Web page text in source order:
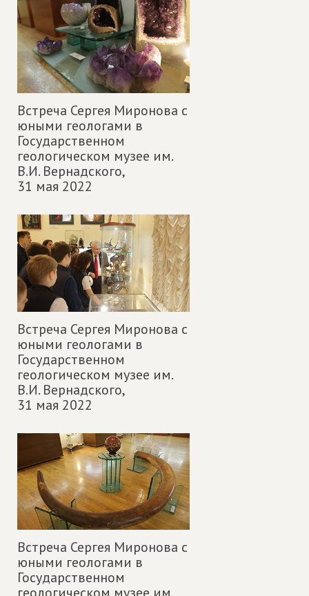
Встреча Сергея Миронова с
юными геологами в
Государственном
геологическом музее им.
В.И. Вернадского,
31 мая 2022
Встреча Сергея Миронова с
юными геологами в
Государственном
геологическом музее им.
В.И. Вернадского,
31 мая 2022
Встреча Сергея Миронова с
юными геологами в
Государственном